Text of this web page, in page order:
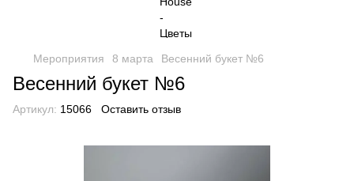
Мероприятия 8 марта Весенний букет №6
Весенний букет №6
Артикул: 15066 Оставить отзыв